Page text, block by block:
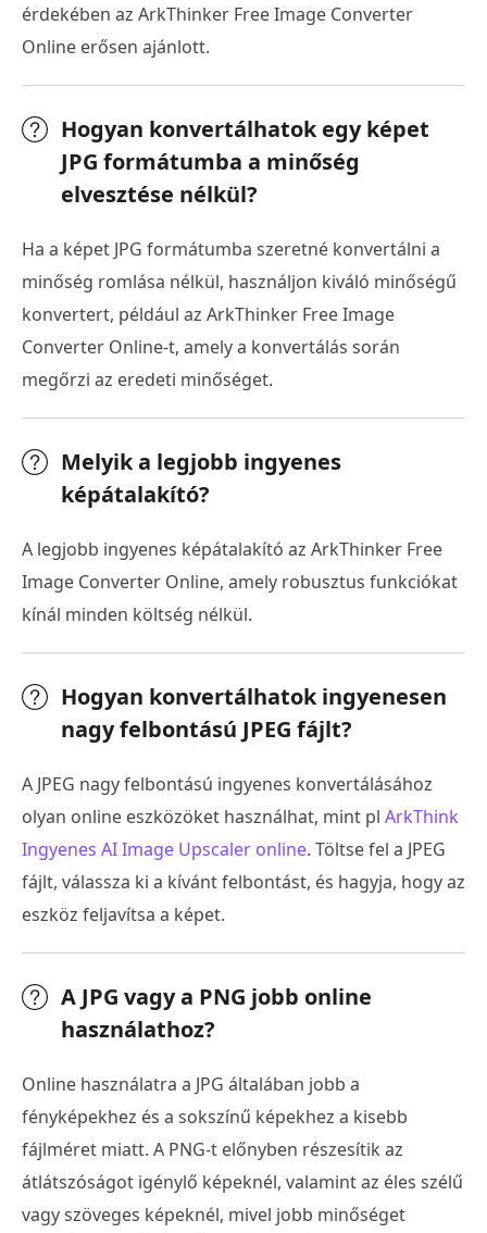
érdekében az ArkThinker Free Image Converter
Online erősen ajánlott.
Hogyan konvertálhatok egy képet
JPG formátumba a minőség
elvesztése nélkül?
Ha a képet JPG formátumba szeretné konvertálni a
minőség romlása nélkül, használjon kiváló minőségű
konvertert, például az ArkThinker Free Image
Converter Online-t, amely a konvertálás során
megőrzi az eredeti minőséget.
Melyik a legjobb ingyenes
képátalakító?
A legjobb ingyenes képátalakító az ArkThinker Free
Image Converter Online, amely robusztus funkciókat
kínál minden költség nélkül.
Hogyan konvertálhatok ingyenesen
nagy felbontású JPEG fájlt?
A JPEG nagy felbontású ingyenes konvertálásához
olyan online eszközöket használhat, mint pl ArkThink
Ingyenes AI Image Upscaler online. Töltse fel a JPEG
fájlt, válassza ki a kívánt felbontást, és hagyja, hogy az
eszköz feljavítsa a képet.
A JPG vagy a PNG jobb online
használathoz?
Online használatra a JPG általában jobb a
fényképekhez és a sokszínű képekhez a kisebb
fájlméret miatt. A PNG-t előnyben részesítik az
átlátszóságot igénylő képeknél, valamint az éles szélű
vagy szöveges képeknél, mivel jobb minőséget